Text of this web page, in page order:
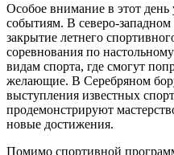
Особое внимание в этот день
событиям. В северо-
закрытие летнего
соревнования по
видам спорта, где смогут
желающие. В Серебряном
выступления известных
продемонстрируют
новые достижения.
Помимо спортивной